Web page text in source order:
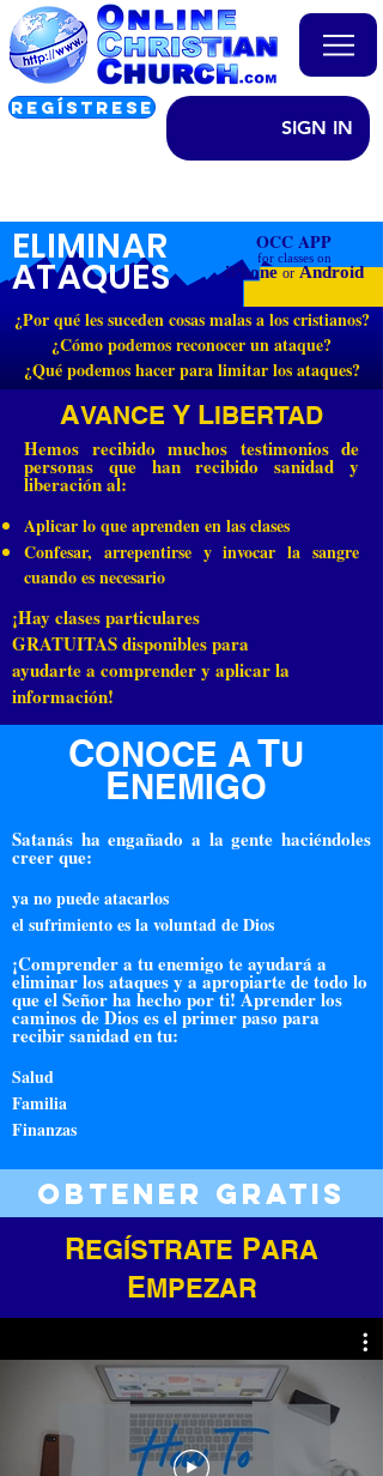
REGÍSTRESE
SIGN IN
ELIMINAR
ATAQUES
OCC APP
for classes on
iPhone or Android
¿Por qué les suceden cosas malas a los cristianos?
¿Cómo podemos reconocer un ataque?
¿Qué podemos hacer para limitar los ataques?
AVANCE Y LIBERTAD
Hemos recibido muchos testimonios de
personas que han recibido sanidad y
liberación al:
Aplicar lo que aprenden en las clases
Confesar, arrepentirse y invocar la sangre
cuando es necesario
¡Hay clases particulares
GRATUITAS disponibles para
ayudarte a comprender y aplicar la
información!
CONOCE ATU
ENEMIGO
Satanás ha engañado a la gente haciéndoles
creer que:
ya no puede atacarlos
el sufrimiento es la voluntad de Dios
¡Comprender a tu enemigo te ayudará a
eliminar los ataques y a apropiarte de todo lo
que el Señor ha hecho por ti! Aprender los
caminos de Dios es el primer paso para
recibir sanidad en tu:
Salud
Familia
Finanzas
obtener gratis
REGÍSTRATE PARA
EMPEZAR